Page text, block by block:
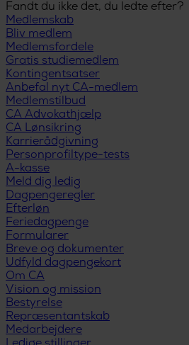
Fandt du ikke det, du ledte efter?
Medlemskab
Bliv medlem
Medlemsfordele
Gratis studiemedlem
Kontingentsatser
Anbefal nyt CA-medlem
Medlemstilbud
CA Advokathjælp
CA Lønsikring
Karrierådgivning
Personprofiltype-tests
A-kasse
Meld dig ledig
Dagpengeregler
Efterløn
Feriedagpenge
Formularer
Breve og dokumenter
Udfyld dagpengekort
Om CA
Vision og mission
Bestyrelse
Repræsentantskab
Medarbejdere